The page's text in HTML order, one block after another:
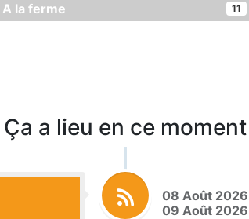
A la ferme 11
Ça a lieu en ce moment
08 Août 2026
09 Août 2026